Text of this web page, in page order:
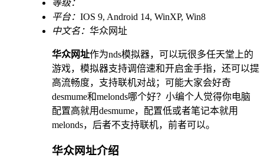
等级：
平台： IOS 9, Android 14, WinXP, Win8
中文名： 华众网址
华众网址作为nds模拟器，可以玩很多任天堂上的
游戏，模拟器支持调倍速和开启金手指，还可以提
高流畅度，支持联机对战；可能大家会好奇
desmume和melonds哪个好？小编个人觉得你电脑
配置高就用desmume，配置低或者笔记本就用
melonds，后者不支持联机，前者可以。
华众网址介绍